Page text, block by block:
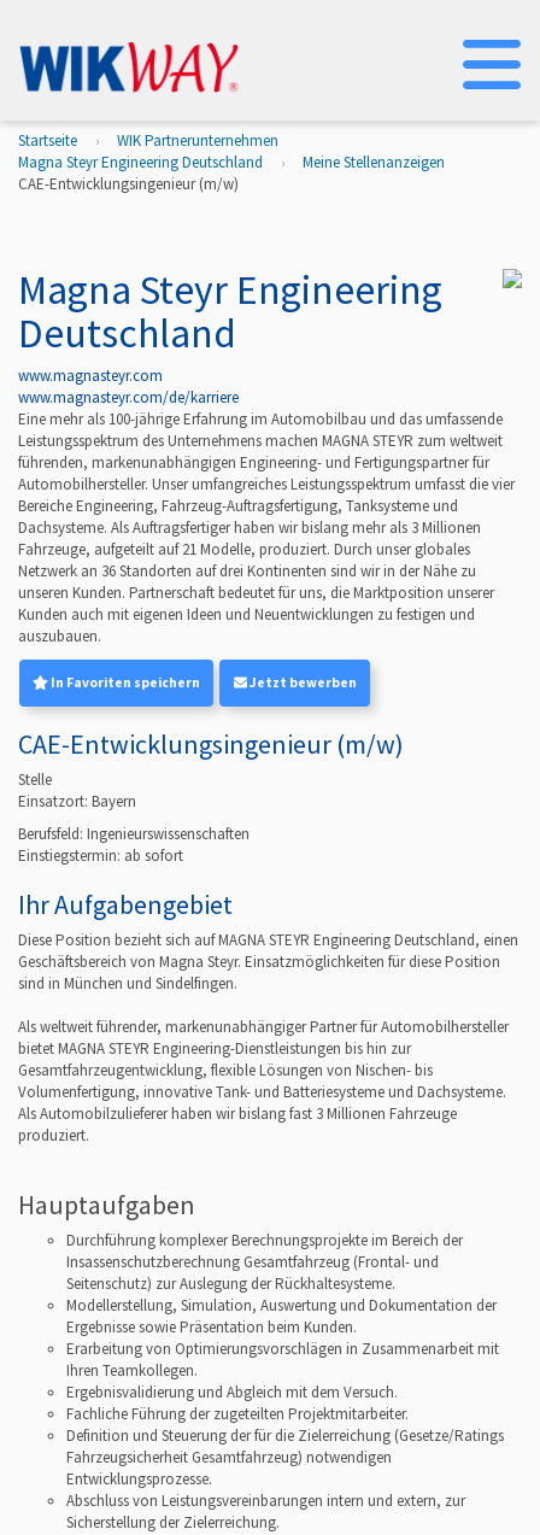
Startseite
WIK Partnerunternehmen
Magna Steyr Engineering Deutschland
Meine Stellenanzeigen
CAE-Entwicklungsingenieur (m/w)
Magna Steyr Engineering
Deutschland
www.magnasteyr.com
www.magnasteyr.com/de/karriere
Eine mehr als 100-jährige Erfahrung im Automobilbau und das umfassende
Leistungsspektrum des Unternehmens machen MAGNA STEYR zum weltweit
führenden, markenunabhängigen Engineering- und Fertigungspartner für
Automobilhersteller. Unser umfangreiches Leistungsspektrum umfasst die vier
Bereiche Engineering, Fahrzeug-Auftragsfertigung, Tanksysteme und
Dachsysteme. Als Auftragsfertiger haben wir bislang mehr als 3 Millionen
Fahrzeuge, aufgeteilt auf 21 Modelle, produziert. Durch unser globales
Netzwerk an 36 Standorten auf drei Kontinenten sind wir in der Nähe zu
unseren Kunden. Partnerschaft bedeutet für uns, die Marktposition unserer
Kunden auch mit eigenen Ideen und Neuentwicklungen zu festigen und
auszubauen.
In Favoriten speichern Jetzt bewerben
CAE-Entwicklungsingenieur (m/w)
Stelle
Einsatzort: Bayern
Berufsfeld: Ingenieurswissenschaften
Einstiegstermin: ab sofort
Ihr Aufgabengebiet
Diese Position bezieht sich auf MAGNA STEYR Engineering Deutschland, einen
Geschäftsbereich von Magna Steyr. Einsatzmöglichkeiten für diese Position
sind in München und Sindelfingen.
Als weltweit führender, markenunabhängiger Partner für Automobilhersteller
bietet MAGNA STEYR Engineering-Dienstleistungen bis hin zur
Gesamtfahrzeugentwicklung, flexible Lösungen von Nischen- bis
Volumenfertigung, innovative Tank- und Batteriesysteme und Dachsysteme.
Als Automobilzulieferer haben wir bislang fast 3 Millionen Fahrzeuge
produziert.
Hauptaufgaben
Durchführung komplexer Berechnungsprojekte im Bereich der
Insassenschutzberechnung Gesamtfahrzeug (Frontal- und
Seitenschutz) zur Auslegung der Rückhaltesysteme.
Modellerstellung, Simulation, Auswertung und Dokumentation der
Ergebnisse sowie Präsentation beim Kunden.
Erarbeitung von Optimierungsvorschlägen in Zusammenarbeit mit
Ihren Teamkollegen.
Ergebnisvalidierung und Abgleich mit dem Versuch.
Fachliche Führung der zugeteilten Projektmitarbeiter.
Definition und Steuerung der für die Zielerreichung (Gesetze/Ratings
Fahrzeugsicherheit Gesamtfahrzeug) notwendigen
Entwicklungsprozesse.
Abschluss von Leistungsvereinbarungen intern und extern, zur
Sicherstellung der Zielerreichung.